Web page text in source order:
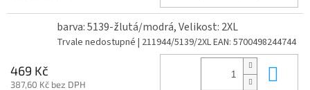
barva: 5139-žlutá/modrá, Velikost: 2XL
Trvale nedostupné | 211944/5139/2XLEAN: 5700498244744
469 Kč
387,60 Kč bez DPH